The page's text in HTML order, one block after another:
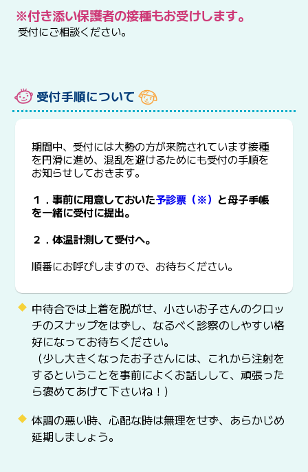
※付き添い保護者の接種もお受けします。
受付にご相談ください。
受付手順について
期間中、受付には大勢の方が来院されています接種
を円滑に進め、混乱を避けるためにも受付の手順を
お知らせしておきます。
１．事前に用意しておいた予診票（※） と母子手帳
を一緒に受付に提出。
２．体温計測して受付へ。
順番にお呼びしますので、お待ちください。
中待合では上着を脱がせ、小さいお子さんのクロッ
チのスナップをはずし、なるべく診察のしやすい格
好になってお待ちください。
（少し大きくなったお子さんには、これから注射を
するということを事前によくお話しして、頑張った
ら褒めてあげて下さいね！）
体調の悪い時、心配な時は無理をせず、あらかじめ
延期しましょう。